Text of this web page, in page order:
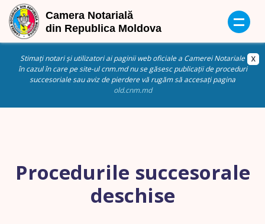
Stimați notari și utilizatori ai paginii web oficiale a Camerei Notariale
în cazul în care pe site-ul cnm.md nu se găsesc publicații de proceduri
succesoriale sau aviz de pierdere vă rugăm să accesați pagina
old.cnm.md
Procedurile succesorale
deschise